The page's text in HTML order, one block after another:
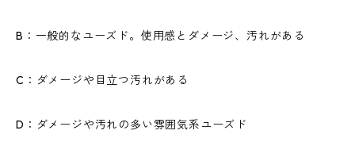
B：一般的なユーズド。使用感とダメージ、汚れがある
C：ダメージや目立つ汚れがある
D：ダメージや汚れの多い雰囲気系ユーズド